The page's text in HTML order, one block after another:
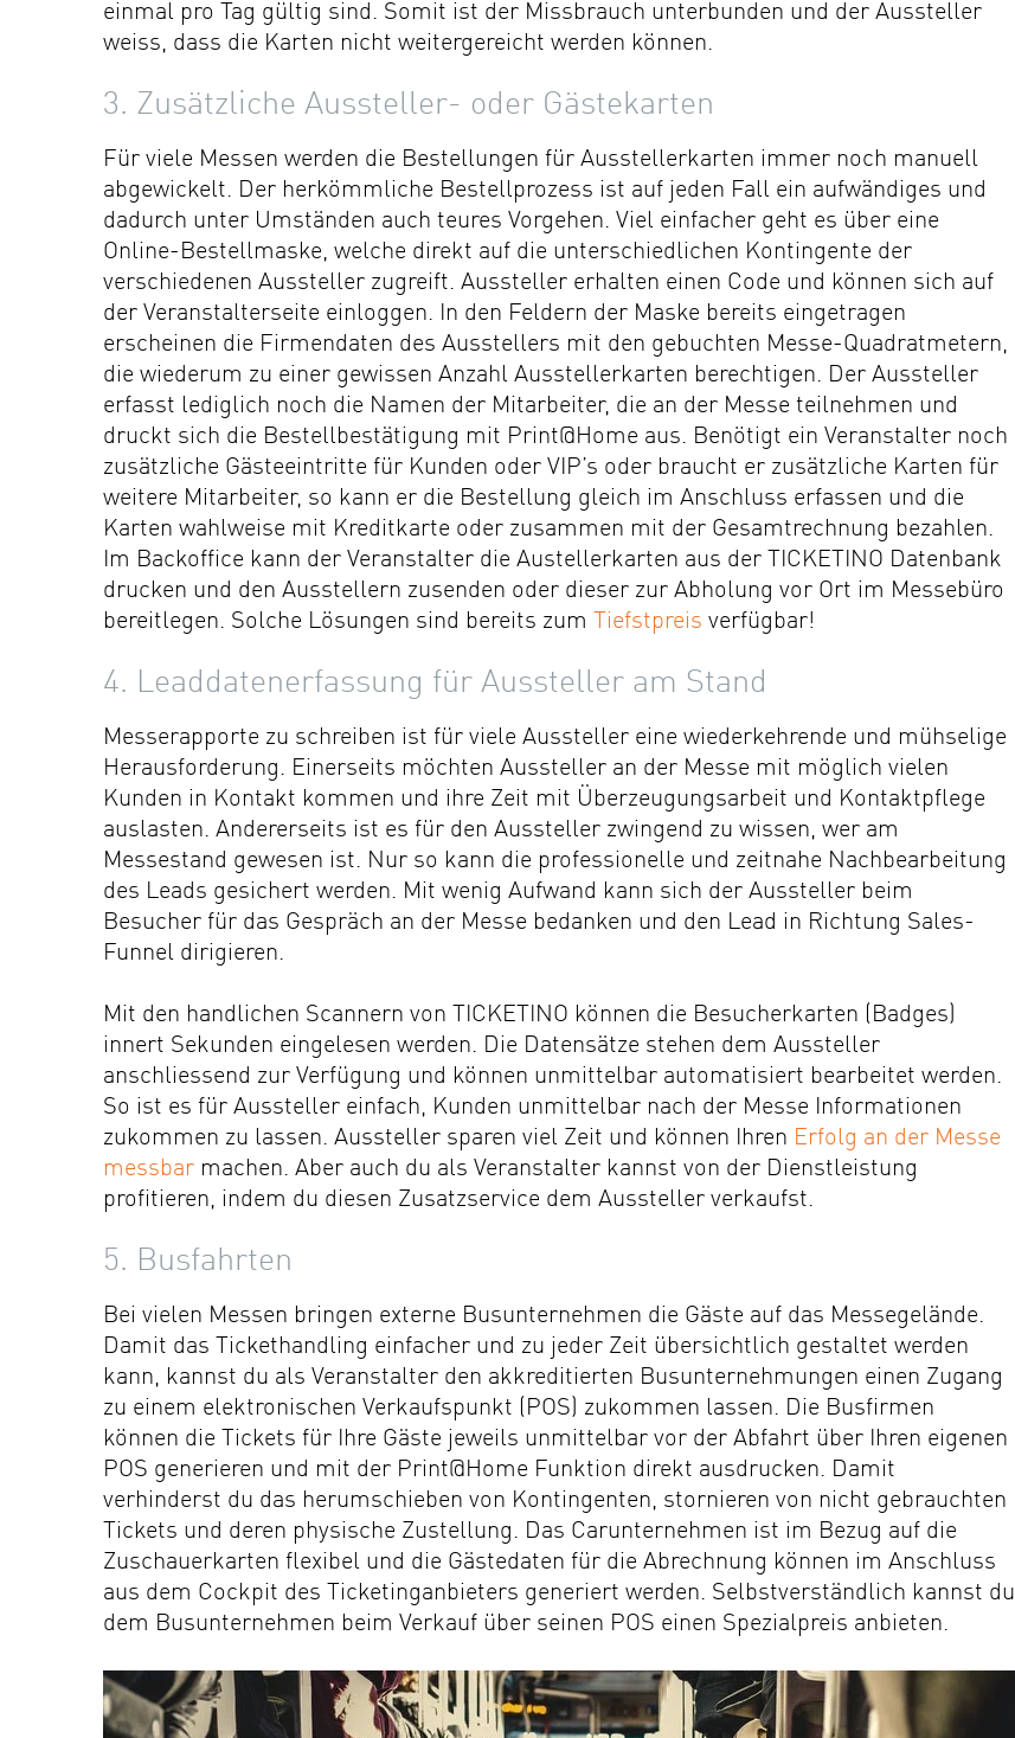
einmal pro Tag gültig sind. Somit ist der Missbrauch unterbunden und der Aussteller
weiss, dass die Karten nicht weitergereicht werden können.
3. Zusätzliche Aussteller- oder Gästekarten
Für viele Messen werden die Bestellungen für Ausstellerkarten immer noch manuell
abgewickelt. Der herkömmliche Bestellprozess ist auf jeden Fall ein aufwändiges und
dadurch unter Umständen auch teures Vorgehen. Viel einfacher geht es über eine
Online-Bestellmaske, welche direkt auf die unterschiedlichen Kontingente der
verschiedenen Aussteller zugreift. Aussteller erhalten einen Code und können sich auf
der Veranstalterseite einloggen. In den Feldern der Maske bereits eingetragen
erscheinen die Firmendaten des Ausstellers mit den gebuchten Messe-Quadratmetern,
die wiederum zu einer gewissen Anzahl Ausstellerkarten berechtigen. Der Aussteller
erfasst lediglich noch die Namen der Mitarbeiter, die an der Messe teilnehmen und
druckt sich die Bestellbestätigung mit Print@Home aus. Benötigt ein Veranstalter noch
zusätzliche Gästeeintritte für Kunden oder VIP’s oder braucht er zusätzliche Karten für
weitere Mitarbeiter, so kann er die Bestellung gleich im Anschluss erfassen und die
Karten wahlweise mit Kreditkarte oder zusammen mit der Gesamtrechnung bezahlen.
Im Backoffice kann der Veranstalter die Austellerkarten aus der TICKETINO Datenbank
drucken und den Ausstellern zusenden oder dieser zur Abholung vor Ort im Messebüro
bereitlegen. Solche Lösungen sind bereits zum Tiefstpreis verfügbar!
4. Leaddatenerfassung für Aussteller am Stand
Messerapporte zu schreiben ist für viele Aussteller eine wiederkehrende und mühselige
Herausforderung. Einerseits möchten Aussteller an der Messe mit möglich vielen
Kunden in Kontakt kommen und ihre Zeit mit Überzeugungsarbeit und Kontaktpflege
auslasten. Andererseits ist es für den Aussteller zwingend zu wissen, wer am
Messestand gewesen ist. Nur so kann die professionelle und zeitnahe Nachbearbeitung
des Leads gesichert werden. Mit wenig Aufwand kann sich der Aussteller beim
Besucher für das Gespräch an der Messe bedanken und den Lead in Richtung Sales-
Funnel dirigieren.
Mit den handlichen Scannern von TICKETINO können die Besucherkarten (Badges)
innert Sekunden eingelesen werden. Die Datensätze stehen dem Aussteller
anschliessend zur Verfügung und können unmittelbar automatisiert bearbeitet werden.
So ist es für Aussteller einfach, Kunden unmittelbar nach der Messe Informationen
zukommen zu lassen. Aussteller sparen viel Zeit und können Ihren Erfolg an der Messe
messbar machen. Aber auch du als Veranstalter kannst von der Dienstleistung
profitieren, indem du diesen Zusatzservice dem Aussteller verkaufst.
5. Busfahrten
Bei vielen Messen bringen externe Busunternehmen die Gäste auf das Messegelände.
Damit das Tickethandling einfacher und zu jeder Zeit übersichtlich gestaltet werden
kann, kannst du als Veranstalter den akkreditierten Busunternehmungen einen Zugang
zu einem elektronischen Verkaufspunkt (POS) zukommen lassen. Die Busfirmen
können die Tickets für Ihre Gäste jeweils unmittelbar vor der Abfahrt über Ihren eigenen
POS generieren und mit der Print@Home Funktion direkt ausdrucken. Damit
verhinderst du das herumschieben von Kontingenten, stornieren von nicht gebrauchten
Tickets und deren physische Zustellung. Das Carunternehmen ist im Bezug auf die
Zuschauerkarten flexibel und die Gästedaten für die Abrechnung können im Anschluss
aus dem Cockpit des Ticketinganbieters generiert werden. Selbstverständlich kannst du
dem Busunternehmen beim Verkauf über seinen POS einen Spezialpreis anbieten.